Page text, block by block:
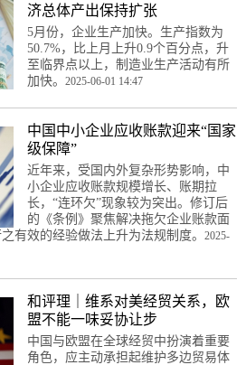
济总体产出保持扩张
5月份，企业生产加快。生产指数为
50.7%，比上月上升0.9个百分点，升
至临界点以上，制造业生产活动有所
加快。 2025-06-01 14:47
中国中小企业应收账款迎来“国家
级保障”
近年来，受国内外复杂形势影响，中
小企业应收账款规模增长、账期拉
长，“连环欠”现象较为突出。修订后
的《条例》聚焦解决拖欠企业账款面
有效的经验做法上升为法规制度。 2025-
和评理｜维系对美经贸关系，欧
盟不能一味妥协让步
中国与欧盟在全球经贸中扮演着重要
角色，应主动承担起维护多边贸易体